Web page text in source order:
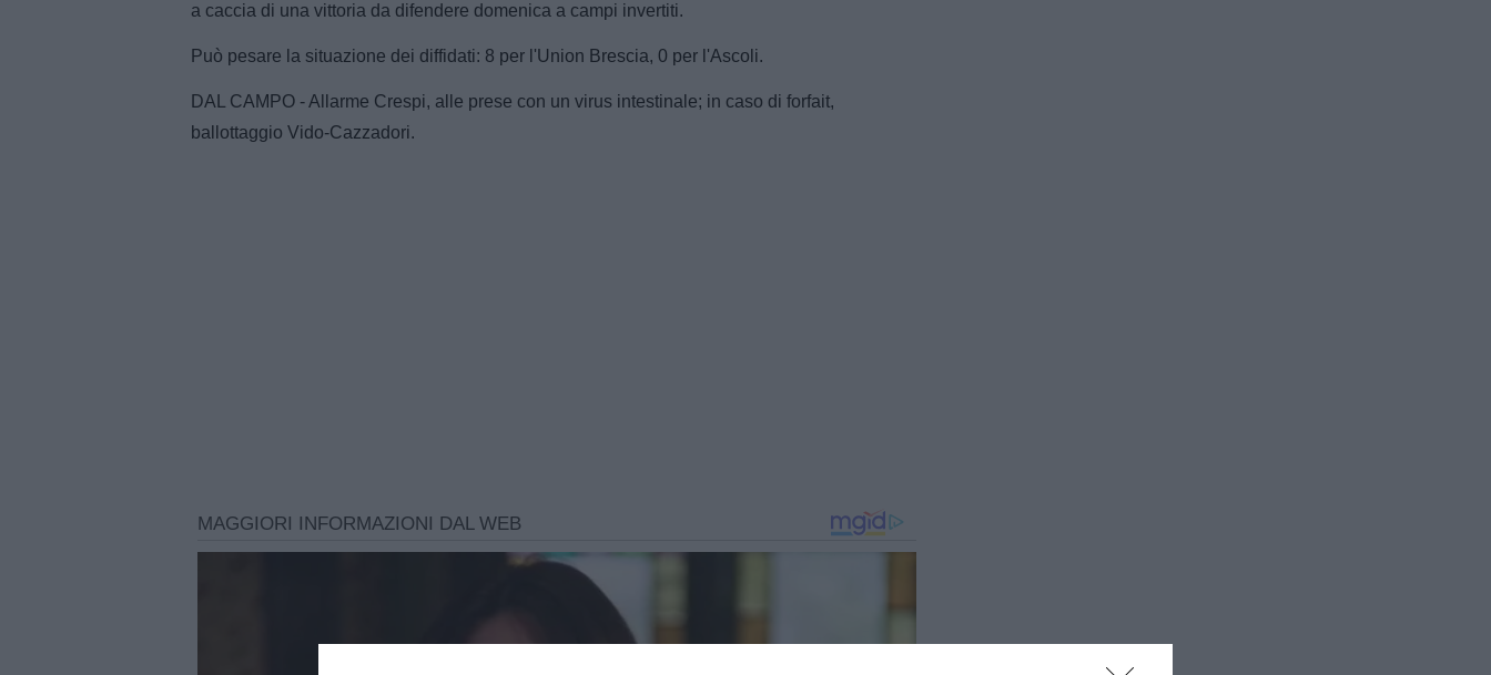
a caccia di una vittoria da difendere domenica a campi invertiti.
Può pesare la situazione dei diffidati: 8 per l'Union Brescia, 0 per l'Ascoli.
DAL CAMPO - Allarme Crespi, alle prese con un virus intestinale; in caso di forfait,
ballottaggio Vido-Cazzadori.